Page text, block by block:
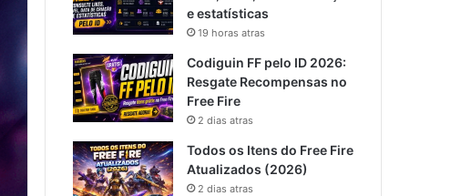
e estatísticas
19 horas atras
Codiguin FF pelo ID 2026:
Resgate Recompensas no
Free Fire
2 dias atras
Todos os Itens do Free Fire
Atualizados (2026)
2 dias atras